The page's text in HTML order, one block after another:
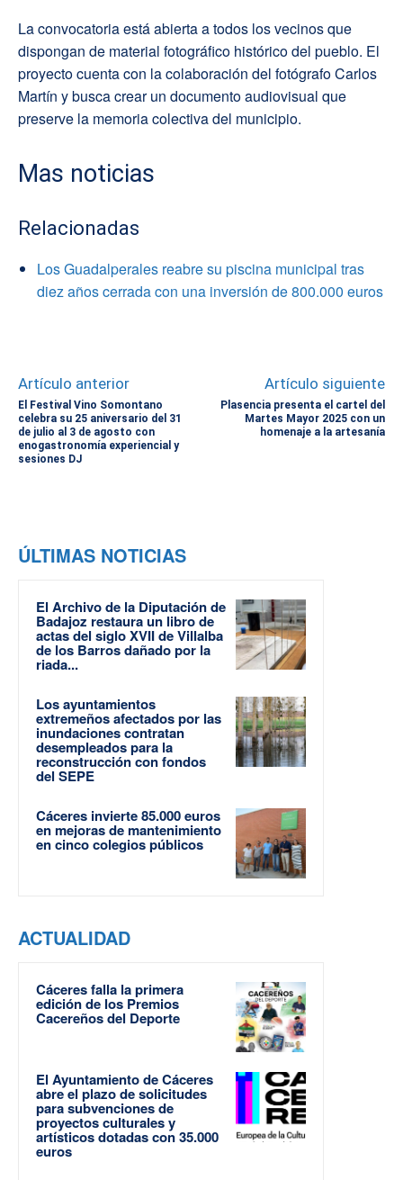
La convocatoria está abierta a todos los vecinos que
dispongan de material fotográfico histórico del pueblo. El
proyecto cuenta con la colaboración del fotógrafo Carlos
Martín y busca crear un documento audiovisual que
preserve la memoria colectiva del municipio.
Mas noticias
Relacionadas
Los Guadalperales reabre su piscina municipal tras
diez años cerrada con una inversión de 800.000 euros
Artículo anterior
El Festival Vino Somontano
celebra su 25 aniversario del 31
de julio al 3 de agosto con
enogastronomía experiencial y
sesiones DJ
Artículo siguiente
Plasencia presenta el cartel del
Martes Mayor 2025 con un
homenaje a la artesanía
ÚLTIMAS NOTICIAS
El Archivo de la Diputación de
Badajoz restaura un libro de
actas del siglo XVII de Villalba
de los Barros dañado por la
riada...
Los ayuntamientos
extremeños afectados por las
inundaciones contratan
desempleados para la
reconstrucción con fondos
del SEPE
Cáceres invierte 85.000 euros
en mejoras de mantenimiento
en cinco colegios públicos
ACTUALIDAD
Cáceres falla la primera
edición de los Premios
Cacereños del Deporte
El Ayuntamiento de Cáceres
abre el plazo de solicitudes
para subvenciones de
proyectos culturales y
artísticos dotadas con 35.000
euros